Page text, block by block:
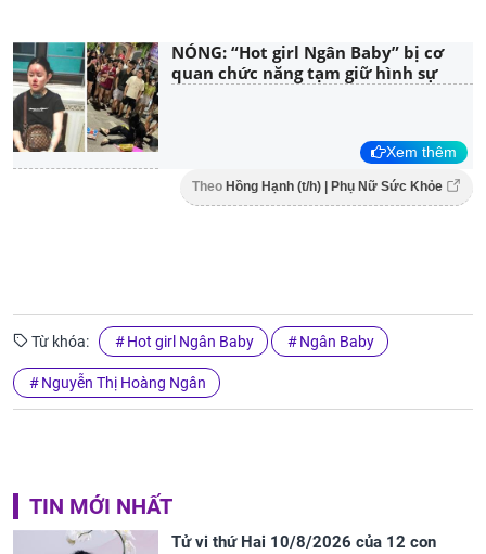
NÓNG: “Hot girl Ngân Baby” bị cơ
quan chức năng tạm giữ hình sự
Xem thêm
Theo Hồng Hạnh (t/h) | Phụ Nữ Sức Khỏe
Từ khóa: Hot girl Ngân Baby Ngân Baby
Nguyễn Thị Hoàng Ngân
TIN MỚI NHẤT
Tử vi thứ Hai 10/8/2026 của 12 con